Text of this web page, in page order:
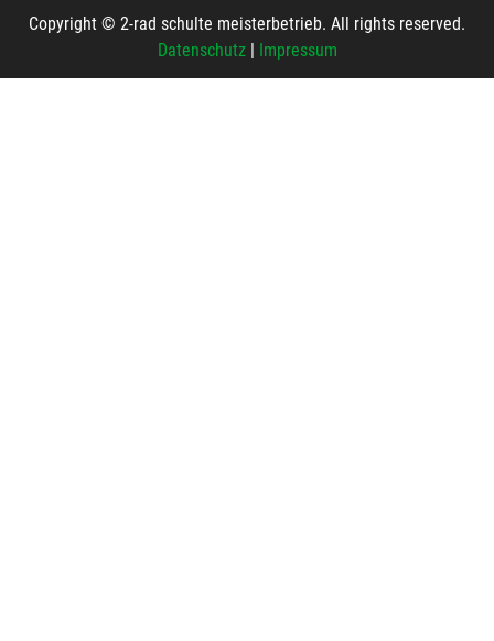
Copyright © 2-rad schulte meisterbetrieb. All rights reserved.
Datenschutz| Impressum